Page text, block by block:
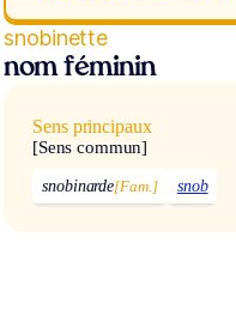
snobinette
nom féminin
Sens principaux
[Sens commun]
snobinarde[Fam.] snob